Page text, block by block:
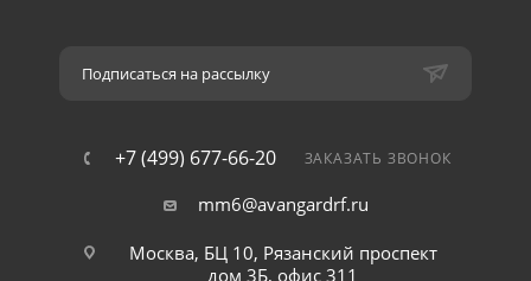
Подписаться на рассылку
+7 (499) 677-66-20 ЗАКАЗАТЬ ЗВОНОК
mm6@avangardrf.ru
Москва, БЦ 10, Рязанский проспект
дом 3Б, офис 311